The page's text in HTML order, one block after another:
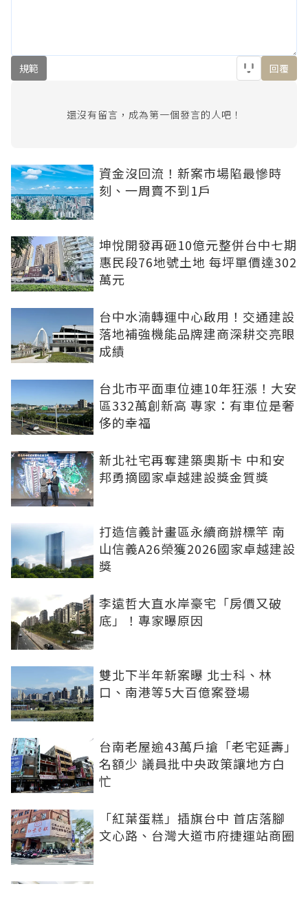
規範 回覆
還沒有留言，成為第一個發言的人吧！
資金沒回流！新案市場陷最慘時
刻、一周賣不到1戶
坤悅開發再砸10億元整併台中七期
惠民段76地號土地 每坪單價達302
萬元
台中水湳轉運中心啟用！交通建設
落地補強機能品牌建商深耕交亮眼
成績
台北市平面車位連10年狂漲！大安
區332萬創新高 專家：有車位是奢
侈的幸福
新北社宅再奪建築奧斯卡 中和安
邦勇摘國家卓越建設獎金質獎
打造信義計畫區永續商辦標竿 南
山信義A26榮獲2026國家卓越建設
獎
李遠哲大直水岸豪宅「房價又破
底」！專家曝原因
雙北下半年新案曝 北士科、林
口、南港等5大百億案登場
台南老屋逾43萬戶搶「老宅延壽」
名額少 議員批中央政策讓地方白
忙
「紅葉蛋糕」插旗台中 首店落腳
文心路、台灣大道市府捷運站商圈